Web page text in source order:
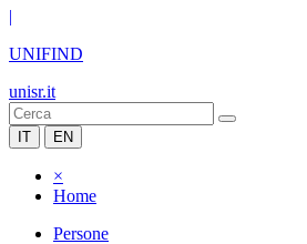
|
UNIFIND
unisr.it
IT EN
×
Home
Persone